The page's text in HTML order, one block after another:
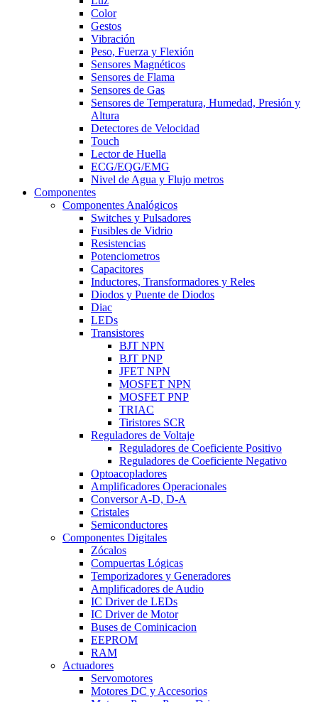
Color
Gestos
Vibración
Peso, Fuerza y Flexión
Sensores Magnéticos
Sensores de Flama
Sensores de Gas
Sensores de Temperatura, Humedad, Presión y
Altura
Detectores de Velocidad
Touch
Lector de Huella
ECG/EQG/EMG
Nivel de Agua y Flujo metros
Componentes
Componentes Analógicos
Switches y Pulsadores
Fusibles de Vidrio
Resistencias
Potenciometros
Capacitores
Inductores, Transformadores y Reles
Diodos y Puente de Diodos
Diac
LEDs
Transistores
BJT NPN
BJT PNP
JFET NPN
MOSFET NPN
MOSFET PNP
TRIAC
Tiristores SCR
Reguladores de Voltaje
Reguladores de Coeficiente Positivo
Reguladores de Coeficiente Negativo
Optoacopladores
Amplificadores Operacionales
Conversor A-D, D-A
Cristales
Semiconductores
Componentes Digitales
Zócalos
Compuertas Lógicas
Temporizadores y Generadores
Amplificadores de Audio
IC Driver de LEDs
IC Driver de Motor
Buses de Cominicacion
EEPROM
RAM
Actuadores
Servomotores
Motores DC y Accesorios